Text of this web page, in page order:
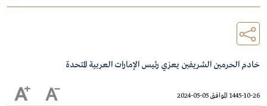
خادم الحرمين الشريفين يعزي رئيس الإمارات العربية المتحدة
1445-10-26 الموافق 05-05-2024